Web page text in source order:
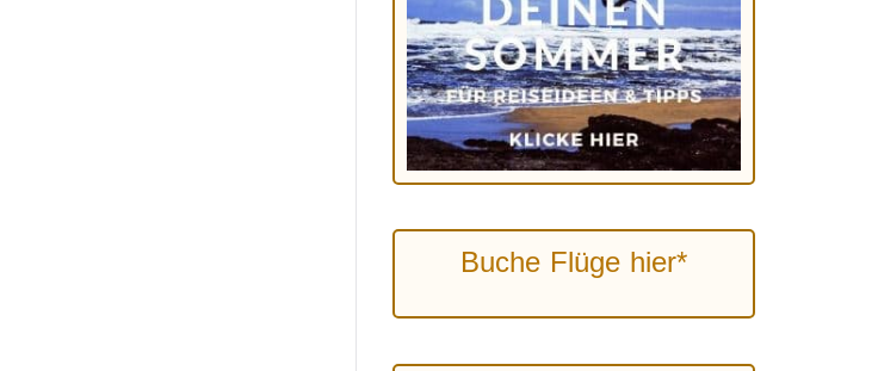
Buche Flüge hier*